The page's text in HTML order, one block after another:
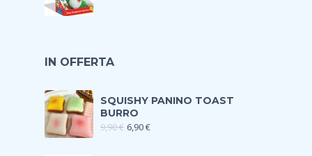
IN OFFERTA
SQUISHY PANINO TOAST
BURRO
9,90€ 6,90€